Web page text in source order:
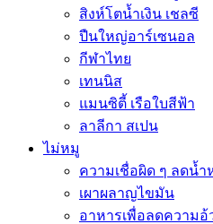
สิงห์โตน้ำเงิน เชลซี
ปืนใหญ่อาร์เซนอล
กีฬาไทย
เทนนิส
แมนซิตี้ เรือใบสีฟ้า
ลาลีกา สเปน
ไม่หมู
ความเชื่อผิด ๆ ลดน้ำ
เผาผลาญไขมัน
อาหารเพื่อลดความอ้